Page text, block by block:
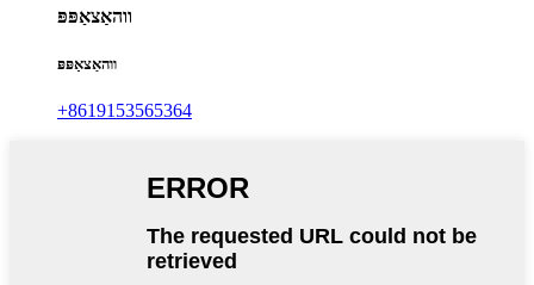
ווהאַצאַפּפּ
ווהאַצאַפּפּ
+8619153565364